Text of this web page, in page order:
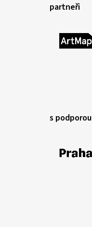
partneři
s podporou